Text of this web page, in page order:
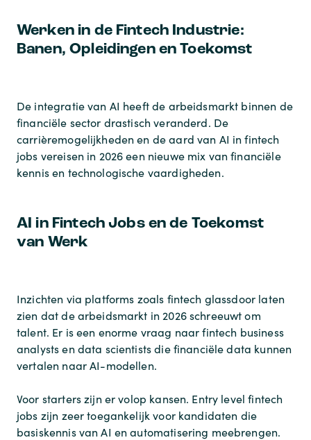
Werken in de Fintech Industrie:
Banen, Opleidingen en Toekomst
De integratie van AI heeft de arbeidsmarkt binnen de
financiële sector drastisch veranderd. De
carrièremogelijkheden en de aard van AI in fintech
jobs vereisen in 2026 een nieuwe mix van financiële
kennis en technologische vaardigheden.
AI in Fintech Jobs en de Toekomst
van Werk
Inzichten via platforms zoals fintech glassdoor laten
zien dat de arbeidsmarkt in 2026 schreeuwt om
talent. Er is een enorme vraag naar fintech business
analysts en data scientists die financiële data kunnen
vertalen naar AI-modellen.
Voor starters zijn er volop kansen. Entry level fintech
jobs zijn zeer toegankelijk voor kandidaten die
basiskennis van AI en automatisering meebrengen.